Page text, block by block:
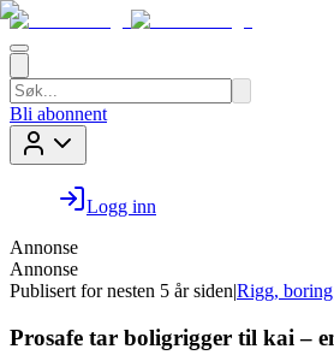
Bli abonnent
Logg inn
Annonse
Annonse
Publisert for nesten 5 år siden|Rigg, boring
Prosafe tar boligrigger til kai –